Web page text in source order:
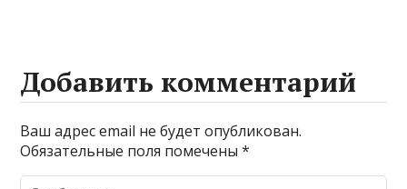
Добавить комментарий
Ваш адрес email не будет опубликован.
Обязательные поля помечены*